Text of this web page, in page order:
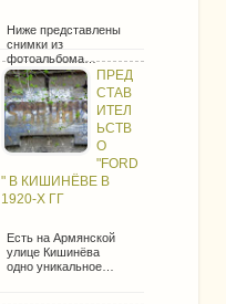
Ниже представлены
снимки из
фотоальбома…
ПРЕД
СТАВ
ИТЕЛ
ЬСТВ
О
"FORD
" В КИШИНЁВЕ В
1920-Х ГГ
Есть на Армянской
улице Кишинёва
одно уникальное…